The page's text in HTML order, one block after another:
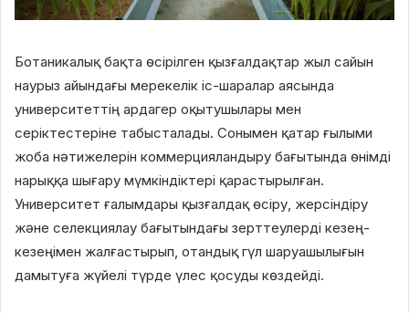
Ботаникалық бақта өсірілген қызғалдақтар жыл сайын
наурыз айындағы мерекелік іс-шаралар аясында
университеттің ардагер оқытушылары мен
серіктестеріне табысталады. Сонымен қатар ғылыми
жоба нәтижелерін коммерцияландыру бағытында өнімді
нарыққа шығару мүмкіндіктері қарастырылған.
Университет ғалымдары қызғалдақ өсіру, жерсіндіру
және селекциялау бағытындағы зерттеулерді кезең-
кезеңімен жалғастырып, отандық гүл шаруашылығын
дамытуға жүйелі түрде үлес қосуды көздейді.